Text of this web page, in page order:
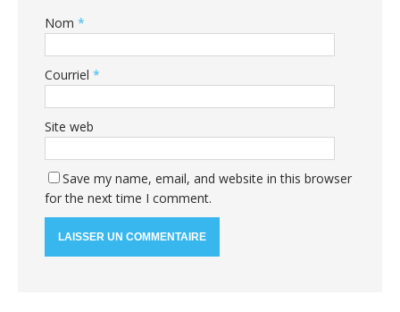
Nom *
Courriel *
Site web
Save my name, email, and website in this browser
for the next time I comment.